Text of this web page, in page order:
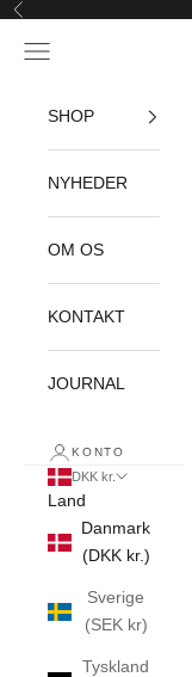
Spring til indhold
Forrige
Åbn navigationsmenu
SHOP
NYHEDER
OM OS
KONTAKT
JOURNAL
KONTO
DKK kr.
Land
Danmark
(DKK kr.)
Sverige
(SEK kr)
Tyskland